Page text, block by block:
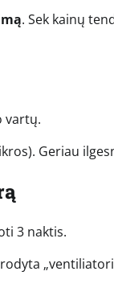
. Sek kainų
vartų.
Geriau
3 naktis.